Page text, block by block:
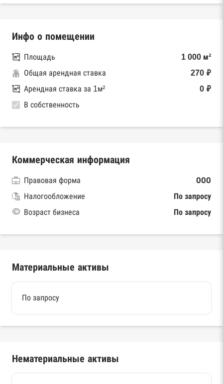
Инфо о помещении
Площадь
1 000 м²
Общая арендная ставка
270 ₽
Арендная ставка за 1м²
0 ₽
В собственность
Коммерческая информация
Правовая форма
ООО
Налогообложение
По запросу
Возраст бизнеса
По запросу
Материальные активы
По запросу
Нематериальные активы